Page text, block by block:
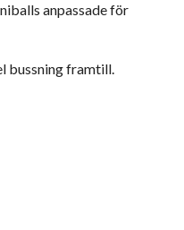
anpassade för
bussning framtill.